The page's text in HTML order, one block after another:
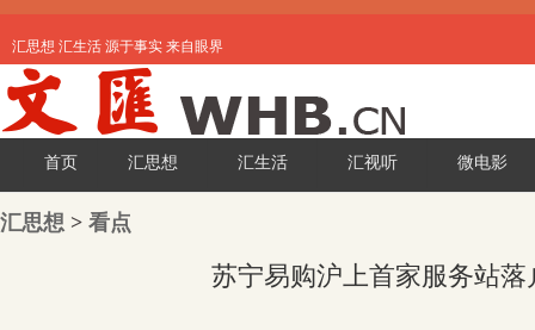
汇思想 汇生活 源于事实 来自眼界
首页 汇思想 汇生活 汇视听 微电影
汇思想 > 看点
苏宁易购沪上首家服务站落